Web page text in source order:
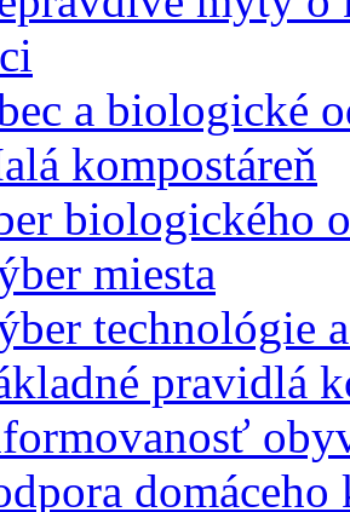
a biologické
kompostáreň
biologického
miesta
technológie
pravidlá